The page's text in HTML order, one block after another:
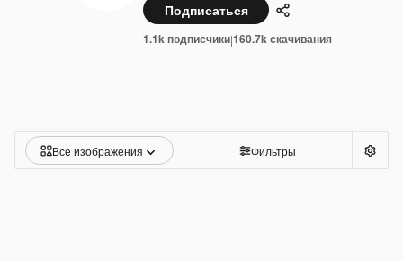
Подписаться
Поделиться
1.1k подписчики|160.7k скачивания
Все изображения Фильтры